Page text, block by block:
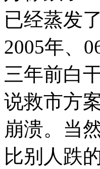
已经蒸发
2005年、
三年前白
说救市方
崩溃。当
比别人跌